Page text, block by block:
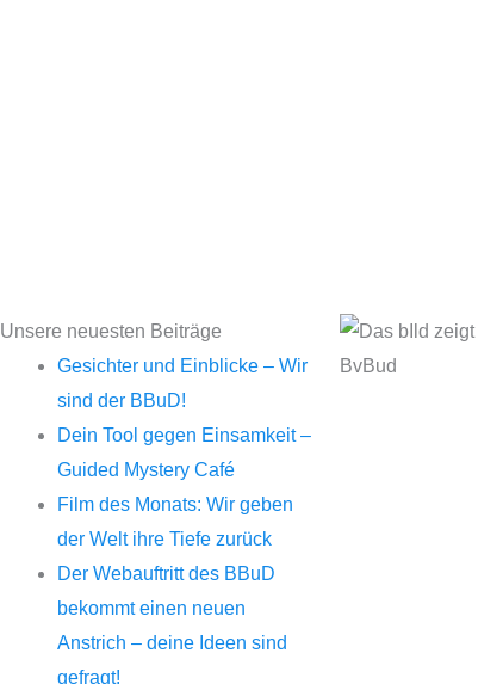
Unsere neuesten Beiträge
Gesichter und Einblicke – Wir
sind der BBuD!
Dein Tool gegen Einsamkeit –
Guided Mystery Café
Film des Monats: Wir geben
der Welt ihre Tiefe zurück
Der Webauftritt des BBuD
bekommt einen neuen
Anstrich – deine Ideen sind
gefragt!